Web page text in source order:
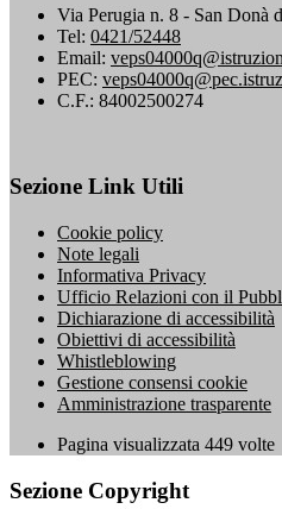
Via Perugia n. 8 - San Donà
Tel: 0421/52448
Email:
PEC:
C.F.: 84002500274
Sezione Link Utili
Cookie policy
Note legali
Informativa Privacy
Ufficio Relazioni con il
Dichiarazione di accessibilità
Obiettivi di accessibilità
Whistleblowing
Gestione consensi cookie
Amministrazione trasparente
Pagina visualizzata 449 volte
Sezione Copyright